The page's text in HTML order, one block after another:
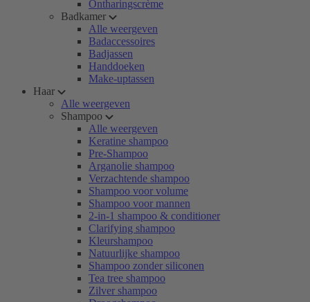
Ontharingscrème
Badkamer
Alle weergeven
Badaccessoires
Badjassen
Handdoeken
Make-uptassen
Haar
Alle weergeven
Shampoo
Alle weergeven
Keratine shampoo
Pre-Shampoo
Arganolie shampoo
Verzachtende shampoo
Shampoo voor volume
Shampoo voor mannen
2-in-1 shampoo & conditioner
Clarifying shampoo
Kleurshampoo
Natuurlijke shampoo
Shampoo zonder siliconen
Tea tree shampoo
Zilver shampoo